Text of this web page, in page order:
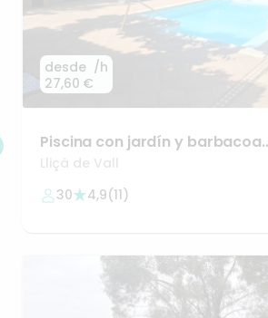
desde
27,60 €
/h
Piscina con jardín y barbacoa
cerca de Barcelona
Lliçà de Vall
30
4,9(11)